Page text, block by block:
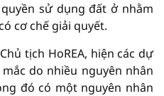
sử dụng đất ở nhằm
cơ chế giải quyết.
tịch HoREA, hiện các dự
do nhiều nguyên nhân
đó có một nguyên nhân